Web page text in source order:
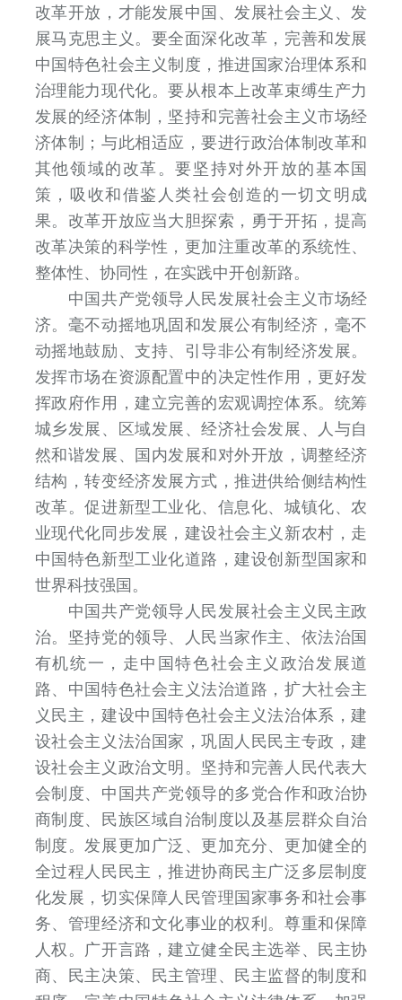
改革开放，才能发展中国、发展社会主义、发
展马克思主义。要全面深化改革，完善和发展
中国特色社会主义制度，推进国家治理体系和
治理能力现代化。要从根本上改革束缚生产力
发展的经济体制，坚持和完善社会主义市场经
济体制；与此相适应，要进行政治体制改革和
其他领域的改革。要坚持对外开放的基本国
策，吸收和借鉴人类社会创造的一切文明成
果。改革开放应当大胆探索，勇于开拓，提高
改革决策的科学性，更加注重改革的系统性、
整体性、协同性，在实践中开创新路。
中国共产党领导人民发展社会主义市场经
济。毫不动摇地巩固和发展公有制经济，毫不
动摇地鼓励、支持、引导非公有制经济发展。
发挥市场在资源配置中的决定性作用，更好发
挥政府作用，建立完善的宏观调控体系。统筹
城乡发展、区域发展、经济社会发展、人与自
然和谐发展、国内发展和对外开放，调整经济
结构，转变经济发展方式，推进供给侧结构性
改革。促进新型工业化、信息化、城镇化、农
业现代化同步发展，建设社会主义新农村，走
中国特色新型工业化道路，建设创新型国家和
世界科技强国。
中国共产党领导人民发展社会主义民主政
治。坚持党的领导、人民当家作主、依法治国
有机统一，走中国特色社会主义政治发展道
路、中国特色社会主义法治道路，扩大社会主
义民主，建设中国特色社会主义法治体系，建
设社会主义法治国家，巩固人民民主专政，建
设社会主义政治文明。坚持和完善人民代表大
会制度、中国共产党领导的多党合作和政治协
商制度、民族区域自治制度以及基层群众自治
制度。发展更加广泛、更加充分、更加健全的
全过程人民民主，推进协商民主广泛多层制度
化发展，切实保障人民管理国家事务和社会事
务、管理经济和文化事业的权利。尊重和保障
人权。广开言路，建立健全民主选举、民主协
商、民主决策、民主管理、民主监督的制度和